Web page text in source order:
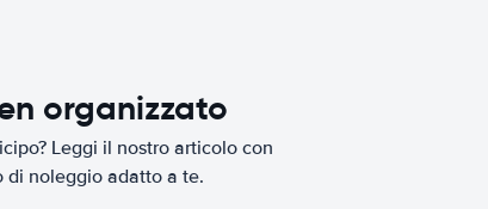
organizzato
Leggi il nostro articolo con
di noleggio adatto a te.